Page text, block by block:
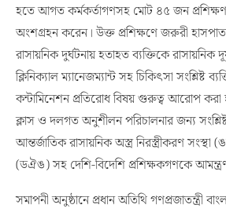
হতে আগত কর্মকর্তাগণসহ মোট ৪৫ জন
অংশগ্রহন করেন। উক্ত প্রশিক্ষণে জরুরী
রাসায়নিক দুর্ঘটনায় হতাহত ব্যক্তিকে
ক্লিনিক্যাল ম্যানেজম্যান্ট সহ চিকিৎসা সংশ্লিষ্ট
কন্টামিনেশন প্রতিরোধ বিষয় গুরুত্ব আরোপ করা
ক্লাস ও দলগত অনুশীলন পরিচালনার জন্য
আন্তর্জাতিক রাসায়নিক অস্ত্র নিরস্ত্রীকরণ সংস্থা
(ডঐঙ) সহ দেশি-বিদেশি প্রশিক্ষকগণকে
সমাপনী অনুষ্ঠানে প্রধান অতিথি গণপ্রজাতন্ত্রী